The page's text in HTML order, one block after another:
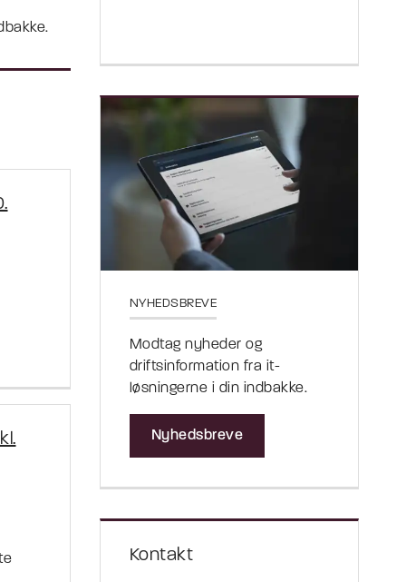
NYHEDSBREVE
Modtag nyheder og
driftsinformation fra it-
løsningerne i din indbakke.
Nyhedsbreve
Kontakt